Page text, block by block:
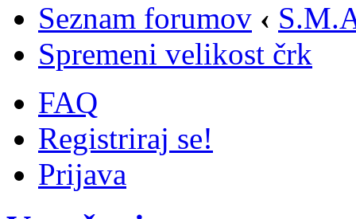
Seznam forumov ‹
Spremeni velikost črk
FAQ
Registriraj se!
Prijava